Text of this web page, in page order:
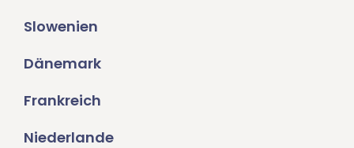
Slowenien
Dänemark
Frankreich
Niederlande